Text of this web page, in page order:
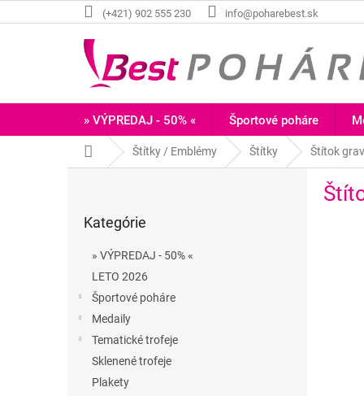
na
(+421) 902 555 230 info@poharebest.sk
» VÝPREDAJ - 50% « Športové poháre
DomovŠtítky / Emblémy Štítky Štítok
kategórie
Kategórie
» VÝPREDAJ - 50% «
LETO 2026
Športové poháre
Medaily
Tematické trofeje
Sklenené trofeje
Plakety